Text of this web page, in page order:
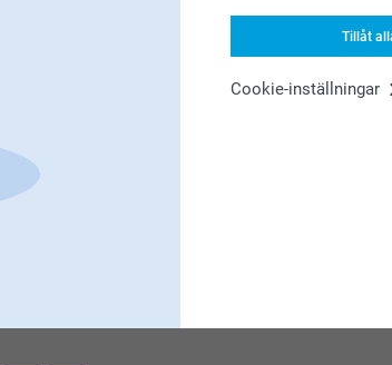
Tillåt
Cookie-inställningar
till dator/surfplatta.
and very easy to customize the product to
for the payment.